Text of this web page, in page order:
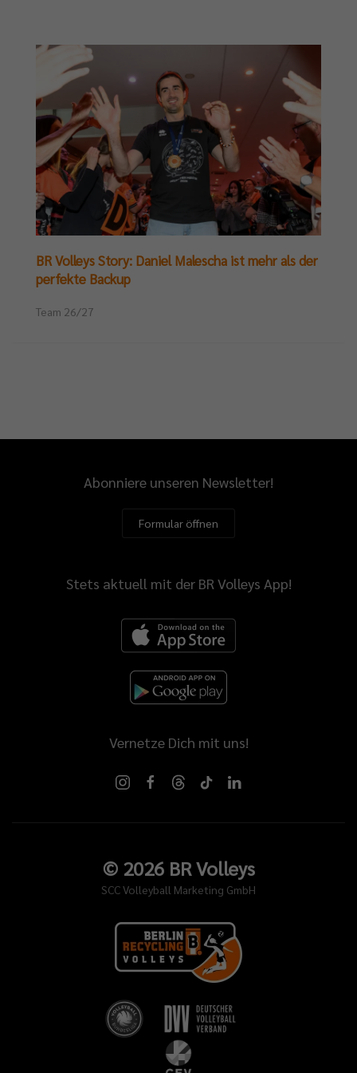
BR Volleys Story: Daniel Malescha ist mehr als der
perfekte Backup
Team 26/27
Abonniere unseren Newsletter!
Formular öffnen
Stets aktuell mit der BR Volleys App!
Vernetze Dich mit uns!
© 2026BR Volleys
SCC Volleyball Marketing GmbH